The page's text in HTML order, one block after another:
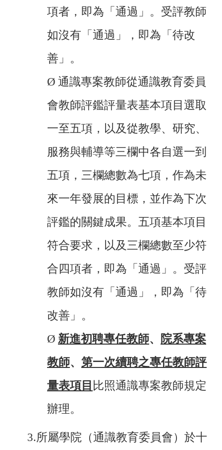
項者，即為「通過」。受評教師
如沒有「通過」，即為「待改
善」。
Ø 通識專案教師從通識教育委員
會教師評鑑評量表基本項目選取
一至五項，以及從教學、研究、
服務與輔導等三欄中各自選一到
五項，三欄總數為七項，作為未
來一年發展的目標，並作為下次
評鑑的關鍵成果。五項基本項目
符合要求，以及三欄總數至少符
合四項者，即為「通過」。受評
教師如沒有「通過」，即為「待
改善」。
Ø 新進初聘專任教師、
院系專案
教師、 第一次續聘之專任教師評
量表項目 比照通識專案教師規定
辦理。
3.所屬學院（通識教育委員會）於十